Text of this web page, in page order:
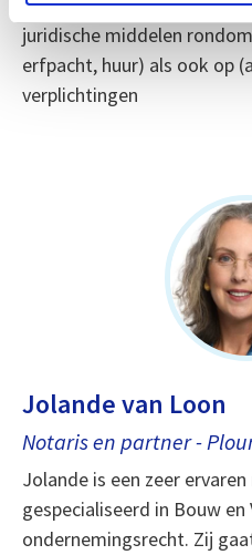
gespecialiseerd in het
juridische middelen
erfpacht, huur) als ook op
verplichtingen
Jolande van Loon
Notaris en partner -
Jolande is een zeer
gespecialiseerd in Bouw en
ondernemingsrecht. Zij